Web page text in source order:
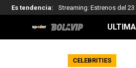
Es tendencia: Streaming: Estrenos del
CELEBRITIES